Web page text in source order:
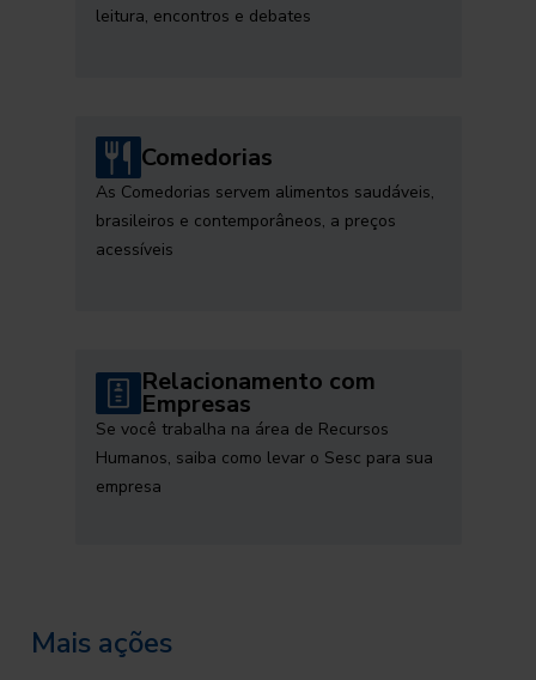
leitura, encontros e debates
Comedorias
As Comedorias servem alimentos saudáveis,
brasileiros e contemporâneos, a preços
acessíveis
Relacionamento com
Empresas
Se você trabalha na área de Recursos
Humanos, saiba como levar o Sesc para sua
empresa
Mais ações